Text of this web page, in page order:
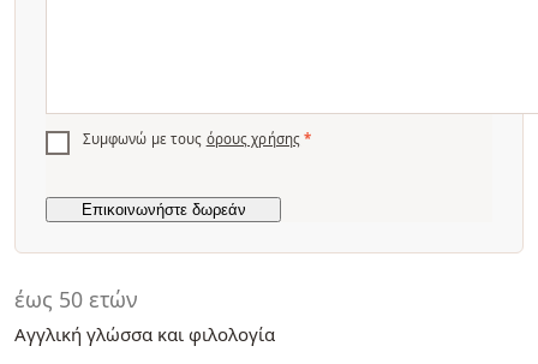
έως 50 ετών
Αγγλική γλώσσα και φιλολογία
Συμφωνώ με τους όρους χρήσης *